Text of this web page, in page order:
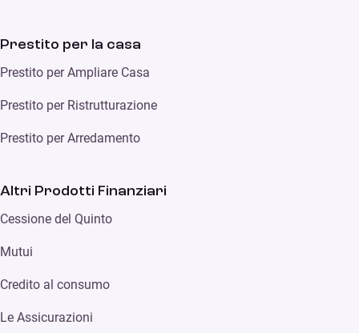
Prestito per la casa
Prestito per Ampliare Casa
Prestito per Ristrutturazione
Prestito per Arredamento
Altri Prodotti Finanziari
Cessione del Quinto
Mutui
Credito al consumo
Le Assicurazioni